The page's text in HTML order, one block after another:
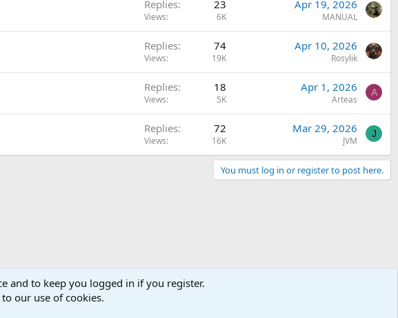
Replies 23
Views 6K
Apr 19, 2026
MANUAL
Replies 74
Views 19K
Apr 10, 2026
Rosylik
Replies 18
Views 5K
Apr 1, 2026
Arteas
A
Replies 72
Views 16K
Mar 29, 2026
JVM
J
You must log in or register to post here.
and to keep you logged in if you register.
our use of cookies.